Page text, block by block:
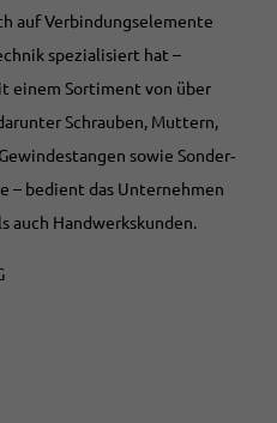
auf Verbindungselemente
spezialisiert hat –
einem Sortiment von über
Schrauben, Muttern,
sowie Sonder‑
– bedient das Unternehmen
auch Handwerkskunden.